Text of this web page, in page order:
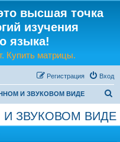
высшая точка
изучения
языка!
Купить матрицы.
Вход
Регистрация
И ЗВУКОВОМ ВИДЕ
и
И ЗВУКОВОМ ВИДЕ